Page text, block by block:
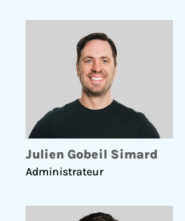
Julien Gobeil Simard
Administrateur